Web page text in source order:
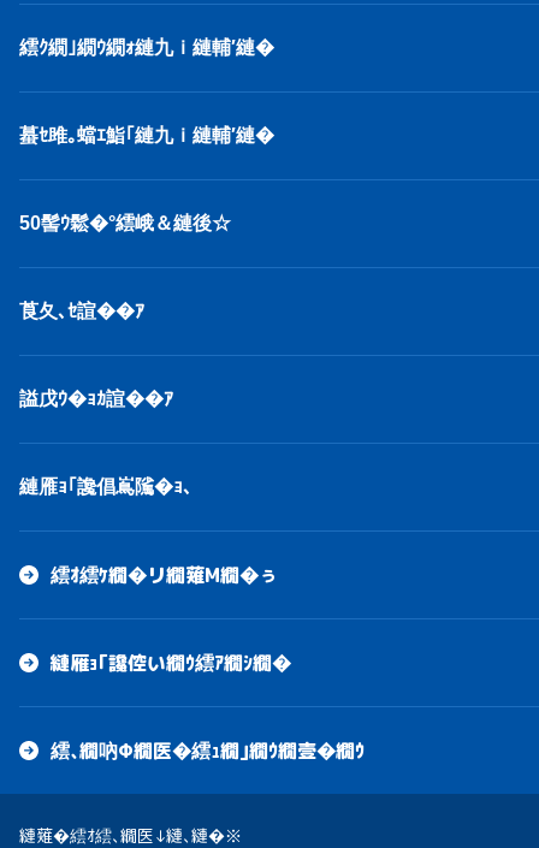
繧ｸ繝｣繝ｳ繝ｫ縺九ｉ縺輔′縺�
蟇ｾ雎｡蟷ｴ鮨｢縺九ｉ縺輔′縺�
50髻ｳ鬆�°繧峨＆縺後☆
莨夂､ｾ諠��ｱ
謚戊ｳ�ｮｶ諠��ｱ
縺雁ｮ｢讒倡嶌隲�ｮ､
繧ｵ繧ｹ繝�リ繝薙Μ繝�ぅ
縺雁ｮ｢讒倥い繝ｳ繧ｱ繝ｼ繝�
繧､繝吶Φ繝医�繧ｭ繝｣繝ｳ繝壹�繝ｳ
縺薙�繧ｵ繧､繝医↓縺､縺�※